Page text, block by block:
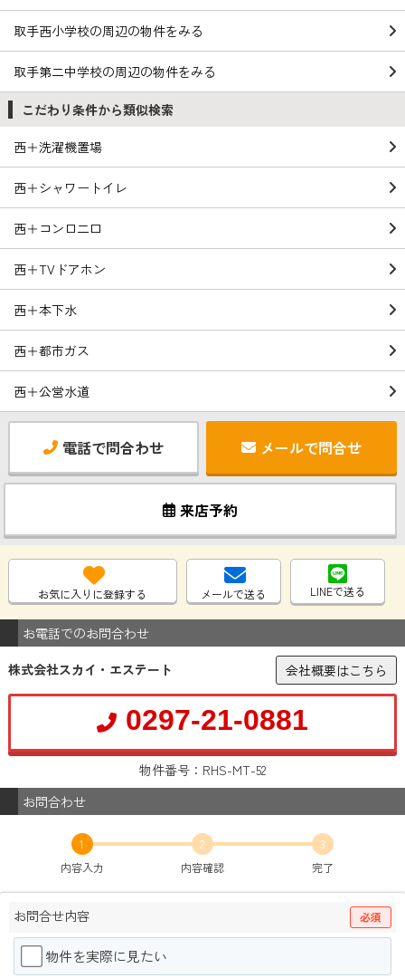
取手西小学校の周辺の物件をみる
取手第二中学校の周辺の物件をみる
こだわり条件から類似検索
西＋洗濯機置場
西＋シャワートイレ
西＋コンロ二口
西＋TVドアホン
西＋本下水
西＋都市ガス
西＋公営水道
電話で問合わせ メールで問合せ
来店予約
お気に入りに登録する メールで送る LINEで送る
お電話でのお問合わせ
株式会社スカイ・エステート
会社概要はこちら
0297-21-0881
物件番号：RHS-MT-52
お問合わせ
1
内容入力
2
内容確認
3
完了
お問合せ内容 必須
物件を実際に見たい